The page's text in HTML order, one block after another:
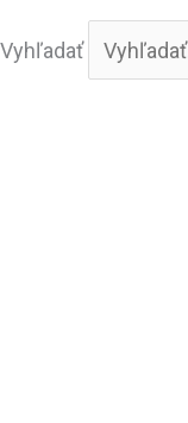
Vyhľadať